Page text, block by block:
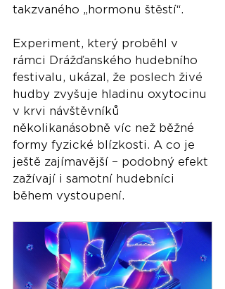
takzvaného „hormonu štěstí“.
Experiment, který proběhl v
rámci Drážďanského hudebního
festivalu, ukázal, že poslech živé
hudby zvyšuje hladinu oxytocinu
v krvi návštěvníků
několikanásobně víc než běžné
formy fyzické blízkosti. A co je
ještě zajímavější – podobný efekt
zažívají i samotní hudebníci
během vystoupení.